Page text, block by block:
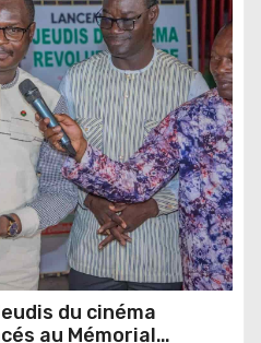
du cinéma
au Mémorial